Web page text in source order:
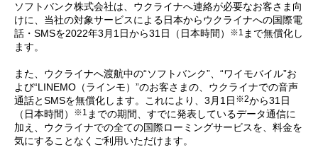
ソフトバンク株式会社は、ウクライナへ連絡が必要なお客さま向
けに、当社の対象サービスによる日本からウクライナへの国際電
話・SMSを2022年3月1日から31日（日本時間）
※1 まで無償化し
ます。
また、ウクライナへ渡航中の“ソフトバンク”、“ワイモバイル”お
よび“LINEMO（ラインモ）”のお客さまの、ウクライナでの音声
通話とSMSを無償化します。これにより、3月1日 ※2から31日
（日本時間）
※1 までの期間、すでに発表しているデータ通信に
加え、ウクライナでの全ての国際ローミングサービスを、料金を
気にすることなくご利用いただけます。